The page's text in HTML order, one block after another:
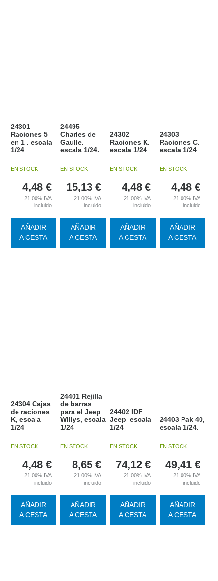
24301
Raciones 5
en 1 , escala
1/24
EN STOCK
4,48 €
21.00% IVA
incluido
AÑADIR
A CESTA
24495
Charles de
Gaulle,
escala 1/24.
EN STOCK
15,13 €
21.00% IVA
incluido
AÑADIR
A CESTA
24302
Raciones K,
escala 1/24
EN STOCK
4,48 €
21.00% IVA
incluido
AÑADIR
A CESTA
24303
Raciones C,
escala 1/24
EN STOCK
4,48 €
21.00% IVA
incluido
AÑADIR
A CESTA
24304 Cajas
de raciones
K, escala
1/24
EN STOCK
4,48 €
21.00% IVA
incluido
AÑADIR
A CESTA
24401 Rejilla
de barras
para el Jeep
Willys, escala
1/24
EN STOCK
8,65 €
21.00% IVA
incluido
AÑADIR
A CESTA
24402 IDF
Jeep, escala
1/24
EN STOCK
74,12 €
21.00% IVA
incluido
AÑADIR
A CESTA
24403 Pak 40,
escala 1/24.
EN STOCK
49,41 €
21.00% IVA
incluido
AÑADIR
A CESTA